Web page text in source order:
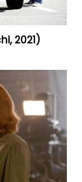
2021)